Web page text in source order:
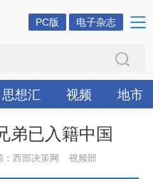
PC版 电子杂志
思想汇 视频 地市
弟已入籍中国
：西部决策网 视频部